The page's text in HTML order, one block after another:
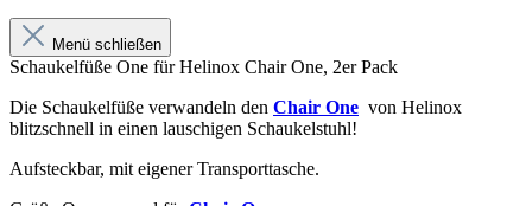
Menü schließen
Schaukelfüße One für Helinox Chair One, 2er Pack
Die Schaukelfüße verwandeln den Chair One von Helinox
blitzschnell in einen lauschigen Schaukelstuhl!
Aufsteckbar, mit eigener Transporttasche.